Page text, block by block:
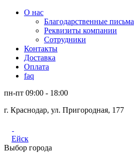
О нас
Благодарственные письма
Реквизиты компании
Сотрудники
Контакты
Доставка
Оплата
faq
пн-пт 09:00 - 18:00
г. Краснодар, ул. Пригородная, 177
Ейск
Выбор города